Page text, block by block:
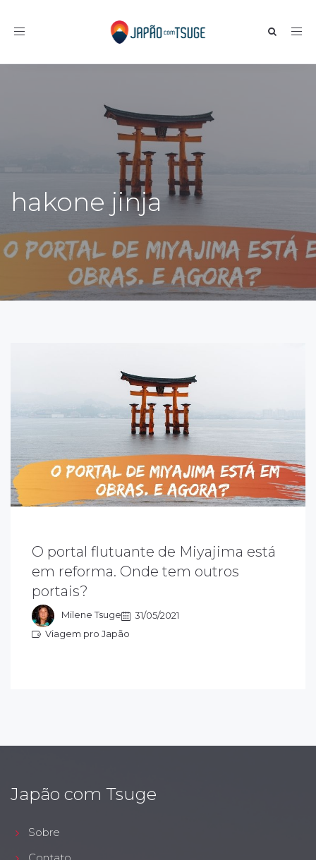
Toggle navigation
hakone jinja
O portal flutuante de Miyajima está
em reforma. Onde tem outros
portais?
Milene Tsuge
31/05/2021
Viagem pro Japão
você chegar em Miyajima e não
ver nada? Por isso, vamos dar dicas
outros portais flutuantes que você pode
no Japão.
Japão com Tsuge
Sobre